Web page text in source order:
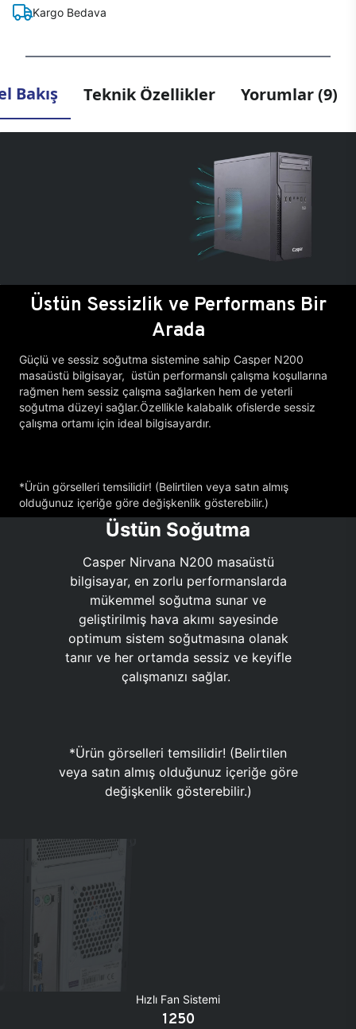
Kargo Bedava
Bakış Teknik Özellikler Yorumlar (9)
Üstün Sessizlik ve Performans Bir
Arada
Güçlü ve sessiz soğutma sistemine sahip Casper N200
masaüstü bilgisayar, üstün performanslı çalışma koşullarına
rağmen hem sessiz çalışma sağlarken hem de yeterli
soğutma düzeyi sağlar.Özellikle kalabalık ofislerde sessiz
çalışma ortamı için ideal bilgisayardır.
*Ürün görselleri temsilidir! (Belirtilen veya satın almış
olduğunuz içeriğe göre değişkenlik gösterebilir.)
Üstün Soğutma
Casper Nirvana N200 masaüstü
bilgisayar, en zorlu performanslarda
mükemmel soğutma sunar ve
geliştirilmiş hava akımı sayesinde
optimum sistem soğutmasına olanak
tanır ve her ortamda sessiz ve keyifle
çalışmanızı sağlar.
*Ürün görselleri temsilidir! (Belirtilen
veya satın almış olduğunuz içeriğe göre
değişkenlik gösterebilir.)
Hızlı Fan Sistemi
1250